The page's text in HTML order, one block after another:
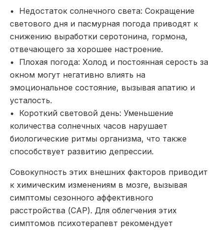
• Недостаток солнечного света: Сокращение
светового дня и пасмурная погода приводят к
снижению выработки серотонина, гормона,
отвечающего за хорошее настроение.
• Плохая погода: Холод и постоянная серость за
окном могут негативно влиять на
эмоциональное состояние, вызывая апатию и
усталость.
• Короткий световой день: Уменьшение
количества солнечных часов нарушает
биологические ритмы организма, что также
способствует развитию депрессии.
Совокупность этих внешних факторов приводит
к химическим изменениям в мозге, вызывая
симптомы сезонного аффективного
расстройства (САР). Для облегчения этих
симптомов психотерапевт рекомендует